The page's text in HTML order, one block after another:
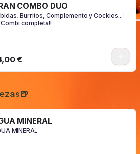
COMBO DUO
Burritos, Complemento y Cookies...!
Combi completa!!
€
MINERAL
MINERAL